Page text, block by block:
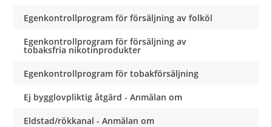
Egenkontrollprogram för försäljning av folköl
Egenkontrollprogram för försäljning av
tobaksfria nikotinprodukter
Egenkontrollprogram för tobakförsäljning
Ej bygglovpliktig åtgärd - Anmälan om
Eldstad/rökkanal - Anmälan om